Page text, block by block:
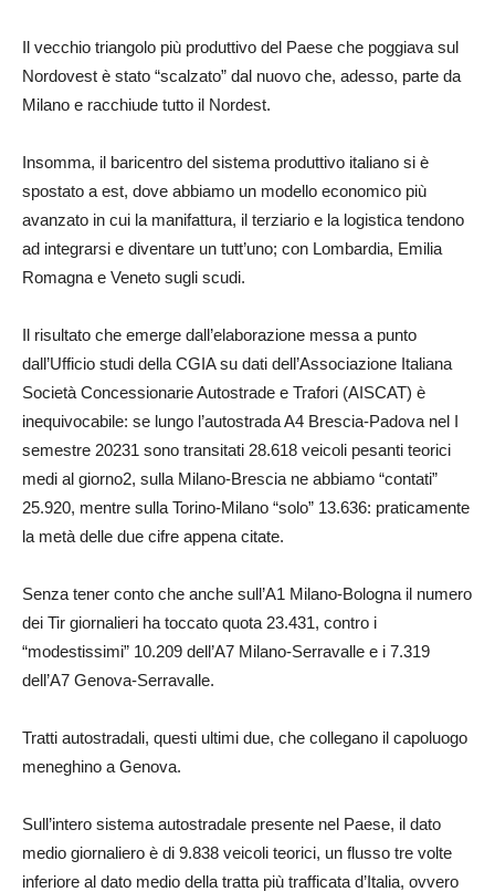
Il vecchio triangolo più produttivo del Paese che poggiava sul
Nordovest è stato “scalzato” dal nuovo che, adesso, parte da
Milano e racchiude tutto il Nordest.
Insomma, il baricentro del sistema produttivo italiano si è
spostato a est, dove abbiamo un modello economico più
avanzato in cui la manifattura, il terziario e la logistica tendono
ad integrarsi e diventare un tutt’uno; con Lombardia, Emilia
Romagna e Veneto sugli scudi.
Il risultato che emerge dall’elaborazione messa a punto
dall’Ufficio studi della CGIA su dati dell’Associazione Italiana
Società Concessionarie Autostrade e Trafori (AISCAT) è
inequivocabile: se lungo l’autostrada A4 Brescia-Padova nel I
semestre 20231 sono transitati 28.618 veicoli pesanti teorici
medi al giorno2, sulla Milano-Brescia ne abbiamo “contati”
25.920, mentre sulla Torino-Milano “solo” 13.636: praticamente
la metà delle due cifre appena citate.
Senza tener conto che anche sull’A1 Milano-Bologna il numero
dei Tir giornalieri ha toccato quota 23.431, contro i
“modestissimi” 10.209 dell’A7 Milano-Serravalle e i 7.319
dell’A7 Genova-Serravalle.
Tratti autostradali, questi ultimi due, che collegano il capoluogo
meneghino a Genova.
Sull’intero sistema autostradale presente nel Paese, il dato
medio giornaliero è di 9.838 veicoli teorici, un flusso tre volte
inferiore al dato medio della tratta più trafficata d’Italia, ovvero